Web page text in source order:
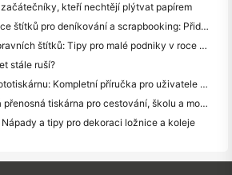
kteří nechtějí plýtvat papírem
Nejlepší barevný výrobce štítků pro deníkování a scrapbooking: Přidat více barev na každou stránku
Ruční psaní vs. tisk dopravních štítků: Tipy pro malé podniky v roce 2026
stále ruší?
Jak si vybrat kapesní fototiskárnu: Kompletní příručka pro uživatele deníků, cestování a iPhone
Nejlepší bezinkoustová přenosná tiskárna pro cestování, školu a mobilní práci: Hanin MT620 Pro Review
a tipy pro dekoraci ložnice a koleje